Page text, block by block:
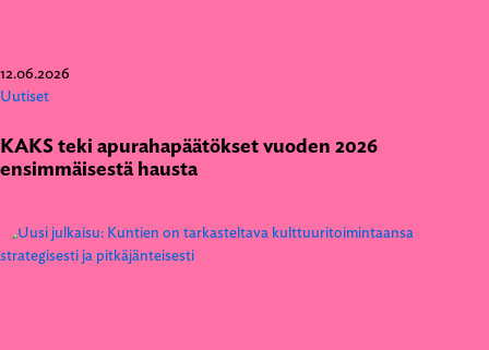
12.06.2026
Uutiset
KAKS teki apurahapäätökset vuoden 2026
ensimmäisestä hausta